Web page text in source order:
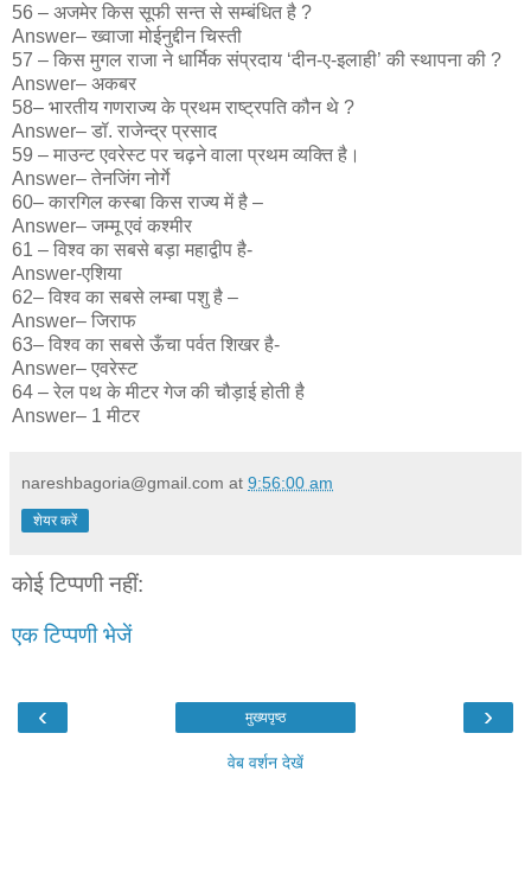
56 – अजमेर किस सूफी सन्त से सम्बंधित है ?
Answer– ख्वाजा मोईनुद्दीन चिस्ती
57 – किस मुगल राजा ने धार्मिक संप्रदाय ‘दीन-ए-इलाही’ की स्थापना की ?
Answer– अकबर
58– भारतीय गणराज्य के प्रथम राष्ट्रपति कौन थे ?
Answer– डॉ. राजेन्द्र प्रसाद
59 – माउन्ट एवरेस्ट पर चढ़ने वाला प्रथम व्यक्ति है।
Answer– तेनजिंग नोर्गे
60– कारगिल कस्बा किस राज्य में है –
Answer– जम्मू एवं कश्मीर
61 – विश्व का सबसे बड़ा महाद्वीप है-
Answer-एशिया
62– विश्व का सबसे लम्बा पशु है –
Answer– जिराफ
63– विश्व का सबसे ऊँचा पर्वत शिखर है-
Answer– एवरेस्ट
64 – रेल पथ के मीटर गेज की चौड़ाई होती है
Answer– 1 मीटर
nareshbagoria@gmail.com at 9:56:00 am
शेयर करें
कोई टिप्पणी नहीं:
एक टिप्पणी भेजें
‹ ›
मुख्यपृष्ठ
वेब वर्शन देखें